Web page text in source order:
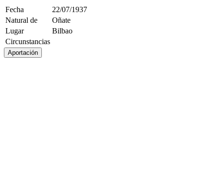
Fecha
22/07/1937
Natural de
Oñate
Lugar
Bilbao
Circunstancias